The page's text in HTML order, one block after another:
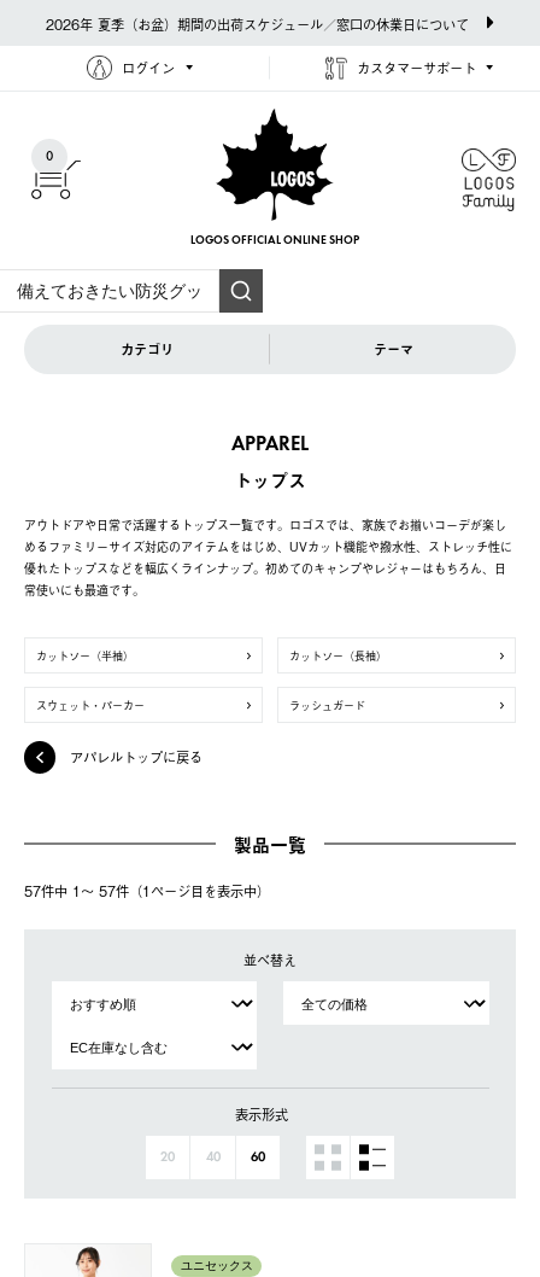
2026年 夏季（お盆）期間の出荷スケジュール／窓口の休業日について
ログイン カスタマーサポート
0
LOGOS OFFICIAL ONLINE SHOP
カテゴリ テーマ
APPAREL
トップス
アウトドアや日常で活躍するトップス一覧です。ロゴスでは、家族でお揃いコーデが楽し
めるファミリーサイズ対応のアイテムをはじめ、UVカット機能や撥水性、ストレッチ性に
優れたトップスなどを幅広くラインナップ。初めてのキャンプやレジャーはもちろん、日
常使いにも最適です。
カットソー（半袖） カットソー（長袖）
スウェット・パーカー ラッシュガード
アパレルトップに戻る
製品一覧
57件中 1〜 57件（1ページ⽬を表⽰中）
並べ替え
表示形式
20 40 60
ユニセックス